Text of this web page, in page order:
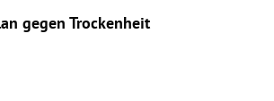
gegen Trockenheit